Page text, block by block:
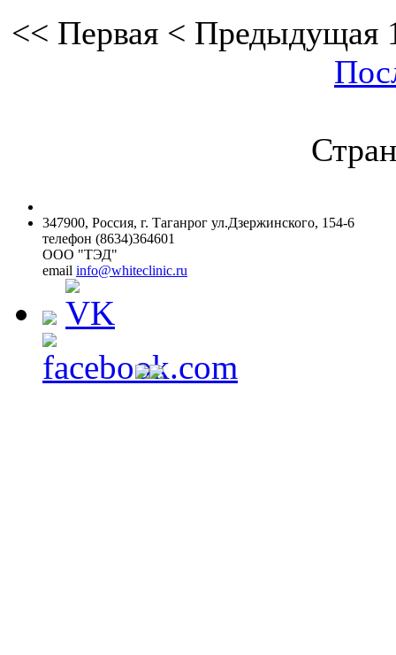
<< Первая < Предыдущая
347900, Россия, г. Таганрог ул.Дзержинского, 154-6
телефон (8634)364601
ООО "ТЭД"
email info@whiteclinic.ru